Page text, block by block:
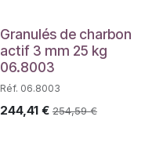
Granulés de charbon
actif 3 mm 25 kg
06.8003
Réf. 06.8003
244,41€ 254,59€